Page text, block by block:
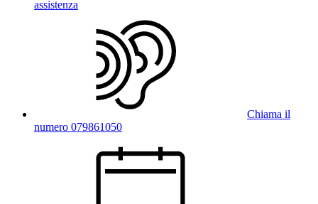
assistenza
Chiama il
numero 079861050